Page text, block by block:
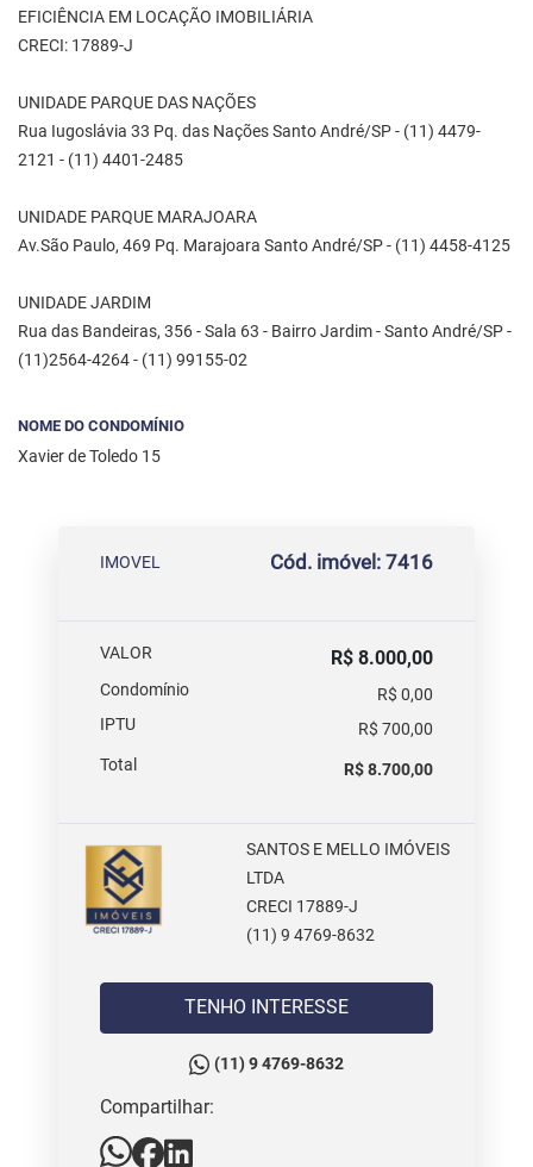
EFICIÊNCIA EM LOCAÇÃO IMOBILIÁRIA
CRECI: 17889-J
UNIDADE PARQUE DAS NAÇÕES
Rua Iugoslávia 33 Pq. das Nações Santo André/SP - (11) 4479-
2121 - (11) 4401-2485
UNIDADE PARQUE MARAJOARA
Av.São Paulo, 469 Pq. Marajoara Santo André/SP - (11) 4458-4125
UNIDADE JARDIM
Rua das Bandeiras, 356 - Sala 63 - Bairro Jardim - Santo André/SP -
(11)2564-4264 - (11) 99155-02
NOME DO CONDOMÍNIO
Xavier de Toledo 15
IMOVEL Cód. imóvel: 7416
VALOR R$ 8.000,00
Condomínio
R$ 0,00
IPTU
R$ 700,00
Total
R$ 8.700,00
SANTOS E MELLO IMÓVEIS
LTDA
CRECI 17889-J
(11) 9 4769-8632
TENHO INTERESSE
(11) 9 4769-8632
Compartilhar: